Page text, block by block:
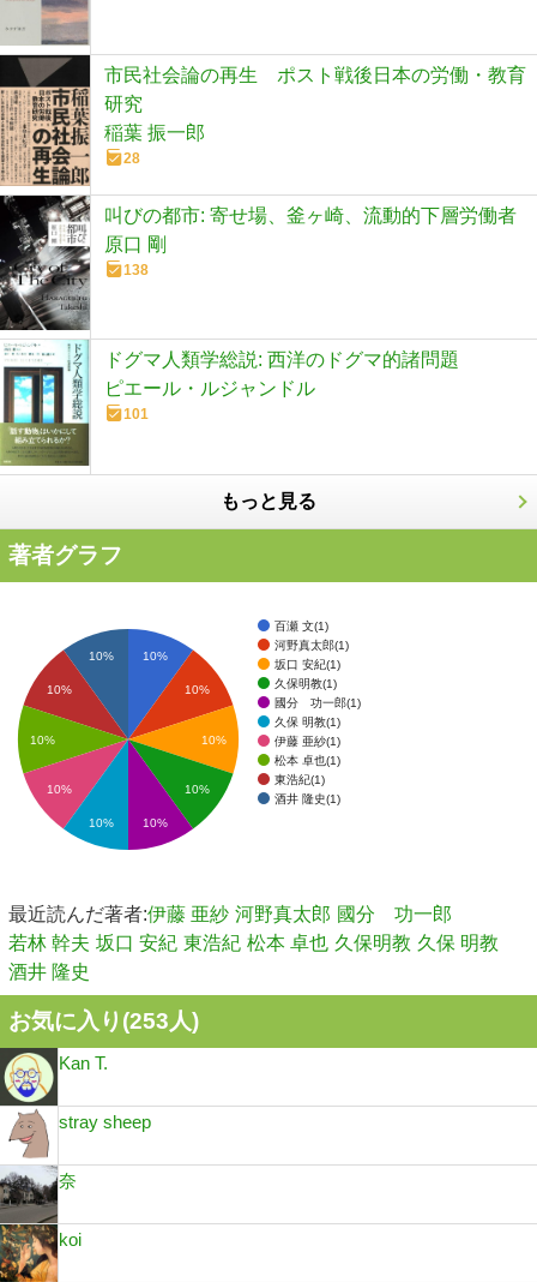
市民社会論の再生 ポスト戦後日本の労働・教育
研究
稲葉 振一郎
28
叫びの都市: 寄せ場、釜ヶ崎、流動的下層労働者
原口 剛
138
ドグマ人類学総説: 西洋のドグマ的諸問題
ピエール・ルジャンドル
101
もっと見る
著者グラフ
百瀬 文(1)
河野真太郎(1)
坂口 安紀(1)
久保明教(1)
國分 功一郎(1)
久保 明教(1)
伊藤 亜紗(1)
松本 卓也(1)
東浩紀(1)
酒井 隆史(1)
10%
10%
10%
10%
10%
10%
10%
10%
10% 10%
最近読んだ著者:伊藤 亜紗 河野真太郎 國分 功一郎
若林 幹夫 坂口 安紀 東浩紀 松本 卓也 久保明教 久保 明教
酒井 隆史
お気に入り(253人)
Kan T.
stray sheep
奈
koi